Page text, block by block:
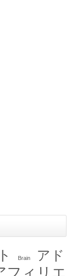
Brain
アド
フィリエ